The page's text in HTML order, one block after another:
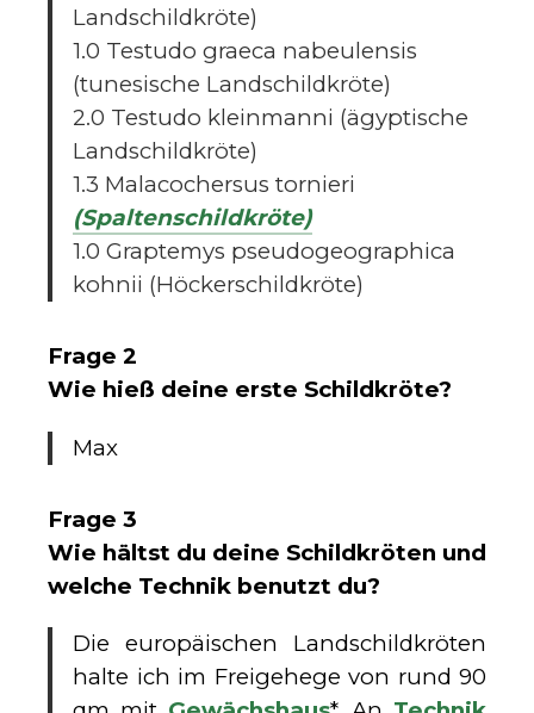
Landschildkröte)
1.0 Testudo graeca nabeulensis
(tunesische Landschildkröte)
2.0 Testudo kleinmanni (ägyptische
Landschildkröte)
1.3 Malacochersus tornieri
(Spaltenschildkröte)
1.0 Graptemys pseudogeographica
kohnii (Höckerschildkröte)
Frage 2
Wie hieß deine erste Schildkröte?
Max
Frage 3
Wie hältst du deine Schildkröten und
welche Technik benutzt du?
Die europäischen Landschildkröten
halte ich im Freigehege von rund 90